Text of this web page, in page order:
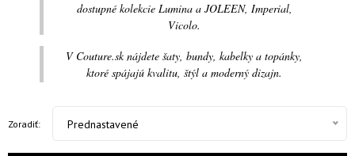
dostupné kolekcie Lumina a JOLEEN, Imperial,
Vicolo.
V Couture.sk nájdete šaty, bundy, kabelky a topánky,
ktoré spájajú kvalitu, štýl a moderný dizajn.
Zoradiť: Prednastavené